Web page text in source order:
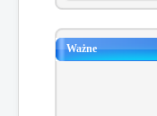
Ważne